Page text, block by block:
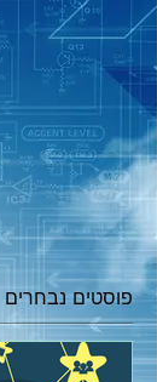
פוסטים נבחרים